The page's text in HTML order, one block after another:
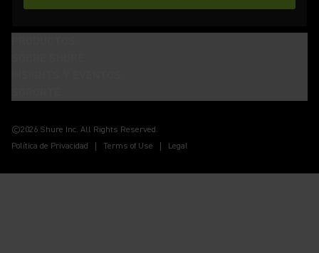
©2026 Shure Inc. All Rights Reserved.
Política de Privacidad
Terms of Use Legal